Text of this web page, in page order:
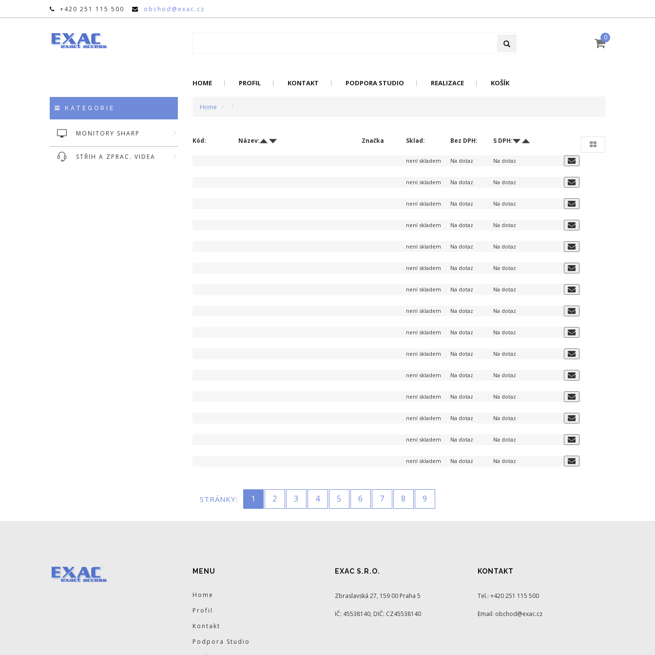
+420 251 115 500 obchod@exac.cz
0
HOME PROFIL KONTAKT PODPORA STUDIO REALIZACE KOŠÍK
KATEGORIE
MONITORY SHARP
STŘIH A ZPRAC. VIDEA
Home
Kód: Název: Značka Sklad: Bez DPH: S DPH:
není skladem Na dotaz Na dotaz
není skladem Na dotaz Na dotaz
není skladem Na dotaz Na dotaz
není skladem Na dotaz Na dotaz
není skladem Na dotaz Na dotaz
není skladem Na dotaz Na dotaz
není skladem Na dotaz Na dotaz
není skladem Na dotaz Na dotaz
není skladem Na dotaz Na dotaz
není skladem Na dotaz Na dotaz
není skladem Na dotaz Na dotaz
není skladem Na dotaz Na dotaz
není skladem Na dotaz Na dotaz
není skladem Na dotaz Na dotaz
není skladem Na dotaz Na dotaz
STRÁNKY: 1 2 3 4 5 6 7 8 9
MENU
Home
Profil
Kontakt
Podpora Studio
EXAC S.R.O.
Zbraslavská 27, 159 00 Praha 5
IČ: 45538140, DIČ: CZ45538140
KONTAKT
Tel.: +420 251 115 500
Email: obchod@exac.cz